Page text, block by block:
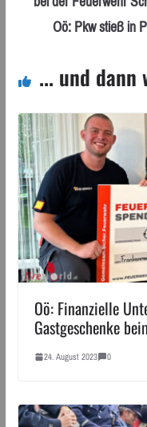
Oö: Pkw stieß in
... und dann
Oö: Finanzielle
Gastgeschenke
24. August 2023 0